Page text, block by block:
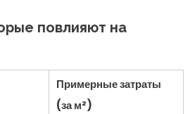
повлияют на
Примерные затраты
(за м²)